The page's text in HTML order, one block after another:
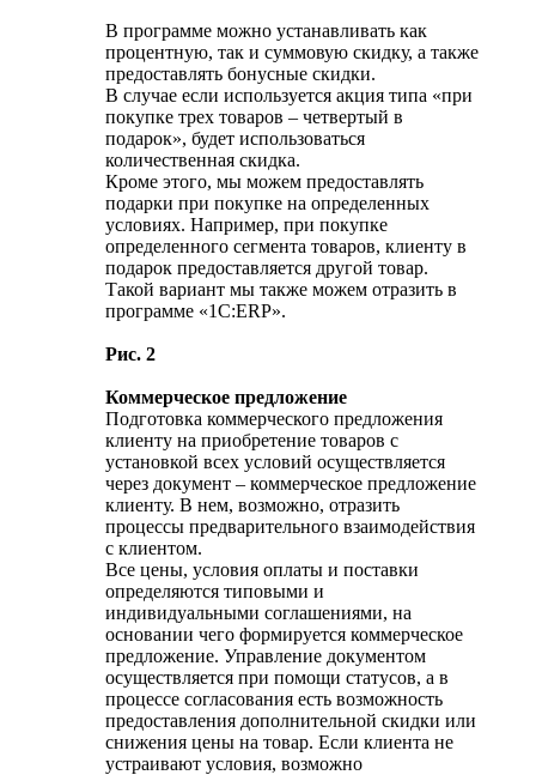
В программе можно устанавливать как
процентную, так и суммовую скидку, а также
предоставлять бонусные скидки.
В случае если используется акция типа «при
покупке трех товаров – четвертый в
подарок», будет использоваться
количественная скидка.
Кроме этого, мы можем предоставлять
подарки при покупке на определенных
условиях. Например, при покупке
определенного сегмента товаров, клиенту в
подарок предоставляется другой товар.
Такой вариант мы также можем отразить в
программе «1С:ERP».
Рис. 2
Коммерческое предложение
Подготовка коммерческого предложения
клиенту на приобретение товаров с
установкой всех условий осуществляется
через документ – коммерческое предложение
клиенту. В нем, возможно, отразить
процессы предварительного взаимодействия
с клиентом.
Все цены, условия оплаты и поставки
определяются типовыми и
индивидуальными соглашениями, на
основании чего формируется коммерческое
предложение. Управление документом
осуществляется при помощи статусов, а в
процессе согласования есть возможность
предоставления дополнительной скидки или
снижения цены на товар. Если клиента не
устраивают условия, возможно